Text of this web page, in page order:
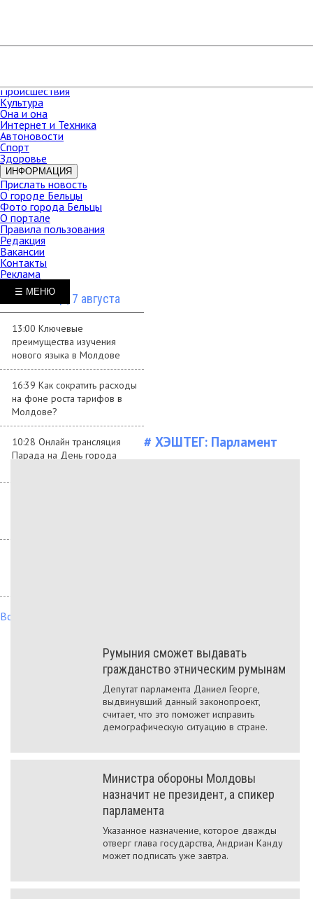
В мире
Происшествия
Культура
Она и она
Интернет и Техника
Автоновости
Спорт
Здоровье
ИНФОРМАЦИЯ
Прислать новость
О городе Бельцы
Фото города Бельцы
О портале
Правила пользования
Редакция
Вакансии
Контакты
Реклама
Пятница, 7 августа
13:00 Ключевые
преимущества изучения
нового языка в Молдове
16:39 Как сократить расходы
на фоне роста тарифов в
Молдове?
10:28 Онлайн трансляция
Парада на День города
Все новости →
☰ МЕНЮ
# ХЭШТЕГ: Парламент
Румыния сможет выдавать
гражданство этническим румынам
Депутат парламента Даниел Георге,
выдвинувший данный законопроект,
считает, что это поможет исправить
демографическую ситуацию в стране.
Министра обороны Молдовы
назначит не президент, а спикер
парламента
Указанное назначение, которое дважды
отверг глава государства, Андриан Канду
может подписать уже завтра.